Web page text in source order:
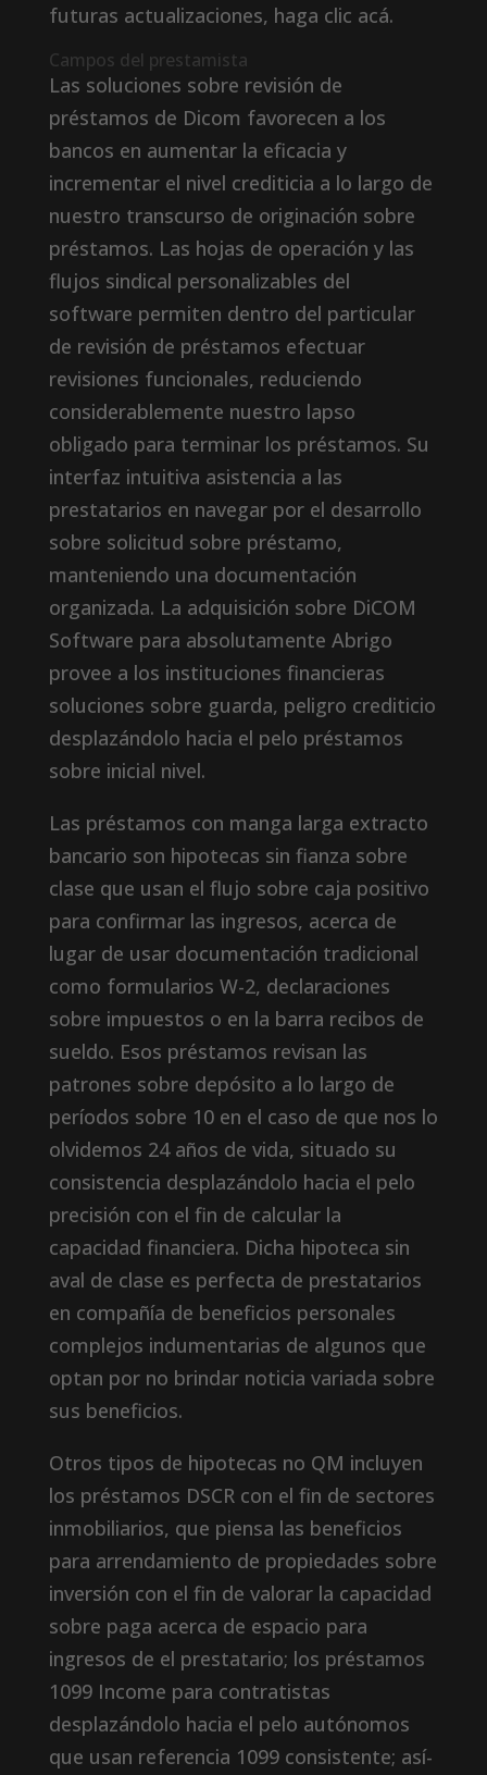
futuras actualizaciones, haga clic acá.
Campos del prestamista
Las soluciones sobre revisión de
préstamos de Dicom favorecen a los
bancos en aumentar la eficacia y
incrementar el nivel crediticia a lo largo de
nuestro transcurso de originación sobre
préstamos. Las hojas de operación y las
flujos sindical personalizables del
software permiten dentro del particular
de revisión de préstamos efectuar
revisiones funcionales, reduciendo
considerablemente nuestro lapso
obligado para terminar los préstamos. Su
interfaz intuitiva asistencia a las
prestatarios en navegar por el desarrollo
sobre solicitud sobre préstamo,
manteniendo una documentación
organizada. La adquisición sobre DiCOM
Software para absolutamente Abrigo
provee a los instituciones financieras
soluciones sobre guarda, peligro crediticio
desplazándolo hacia el pelo préstamos
sobre inicial nivel.
Las préstamos con manga larga extracto
bancario son hipotecas sin fianza sobre
clase que usan el flujo sobre caja positivo
para confirmar las ingresos, acerca de
lugar de usar documentación tradicional
como formularios W-2, declaraciones
sobre impuestos o en la barra recibos de
sueldo. Esos préstamos revisan las
patrones sobre depósito a lo largo de
períodos sobre 10 en el caso de que nos lo
olvidemos 24 años de vida, situado su
consistencia desplazándolo hacia el pelo
precisión con el fin de calcular la
capacidad financiera. Dicha hipoteca sin
aval de clase es perfecta de prestatarios
en compañía de beneficios personales
complejos indumentarias de algunos que
optan por no brindar noticia variada sobre
sus beneficios.
Otros tipos de hipotecas no QM incluyen
los préstamos DSCR con el fin de sectores
inmobiliarios, que piensa las beneficios
para arrendamiento de propiedades sobre
inversión con el fin de valorar la capacidad
sobre paga acerca de espacio para
ingresos de el prestatario; los préstamos
1099 Income para contratistas
desplazándolo hacia el pelo autónomos
que usan referencia 1099 consistente; así­